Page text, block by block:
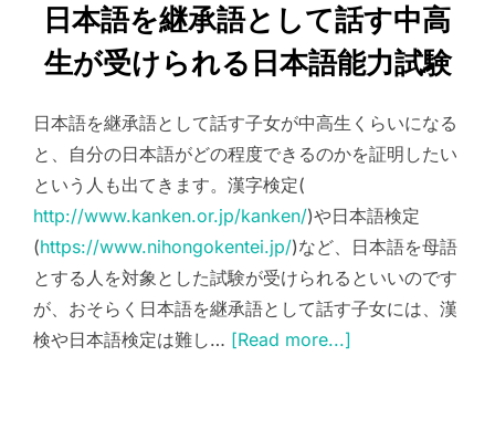
日本語を継承語として話す中高
生が受けられる日本語能力試験
日本語を継承語として話す子女が中高生くらいになる
と、自分の日本語がどの程度できるのかを証明したい
という人も出てきます。漢字検定(
http://www.kanken.or.jp/kanken/)や日本語検定
(https://www.nihongokentei.jp/)など、日本語を母語
とする人を対象とした試験が受けられるといいのです
が、おそらく日本語を継承語として話す子女には、漢
検や日本語検定は難し… [Read more...]